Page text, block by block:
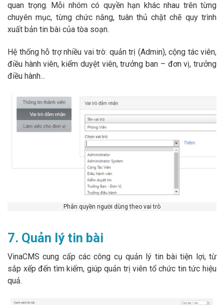
quan trọng. Mỗi nhóm có quyền hạn khác nhau trên từng
chuyên mục, từng chức năng, tuân thủ chặt chẽ quy trình
xuất bản tin bài của tòa soạn.
Hệ thống hỗ trợ nhiều vai trò: quản trị (Admin), cộng tác viên,
điều hành viên, kiểm duyệt viên, trưởng ban – đơn vị, trưởng
điều hành...
Phân quyền người dùng theo vai trò
7. Quản lý tin bài
VinaCMS cung cấp các công cụ quản lý tin bài tiện lợi, từ
sắp xếp đến tìm kiếm, giúp quản trị viên tổ chức tin tức hiệu
quả.